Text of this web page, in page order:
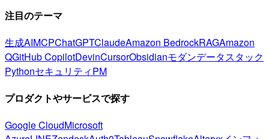
注目のテーマ
生成AIMCPChatGPTClaudeAmazon BedrockRAGAmazon
QGitHub CopilotDevinCursorObsidianモダンデータスタック
PythonセキュリティPM
プロダクトやサービスで探す
Google CloudMicrosoft